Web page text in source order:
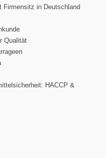
Firmensitz in Deutschland
Qualität
HACCP &